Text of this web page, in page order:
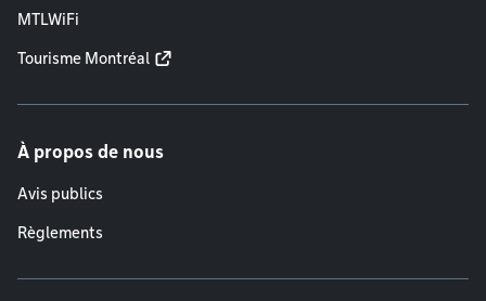
MTLWiFi
Tourisme Montréal
À propos de nous
Avis publics
Règlements